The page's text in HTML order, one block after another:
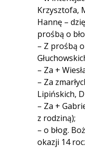
Krzysztofa,
Hannę –
prośbą o
– Z prośbą
– Za +
– Za
Lipińskich,
– Za +
z rodziną);
– o błog.
okazji 14